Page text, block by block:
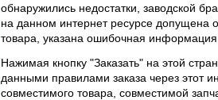
обнаружились недостатки, заводской
на данном интернет ресурсе допущена
товара, указана ошибочная информация
Нажимая кнопку "Заказать" на этой
данными правилами заказа через этот
совместимого товара, совместимой